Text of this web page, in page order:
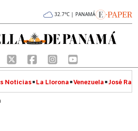
32.7°C | PANAMÁ
Noticias La Llorona Venezuela José